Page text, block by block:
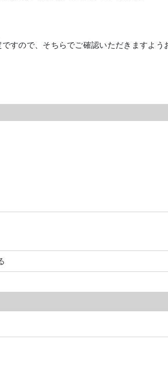
すので、そちらでご確認いただきますよう